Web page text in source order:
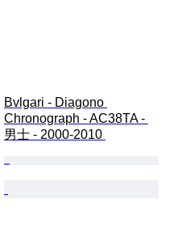
Bvlgari - Diagono
Chronograph - AC38TA -
男士 - 2000-2010